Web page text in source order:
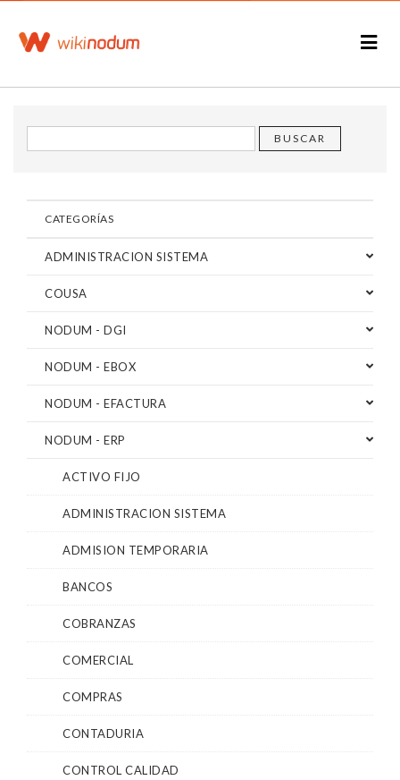
CATEGORÍAS
ADMINISTRACION SISTEMA
COUSA
NODUM - DGI
NODUM - EBOX
NODUM - EFACTURA
NODUM - ERP
ACTIVO FIJO
ADMINISTRACION SISTEMA
ADMISION TEMPORARIA
BANCOS
COBRANZAS
COMERCIAL
COMPRAS
CONTADURIA
CONTROL CALIDAD